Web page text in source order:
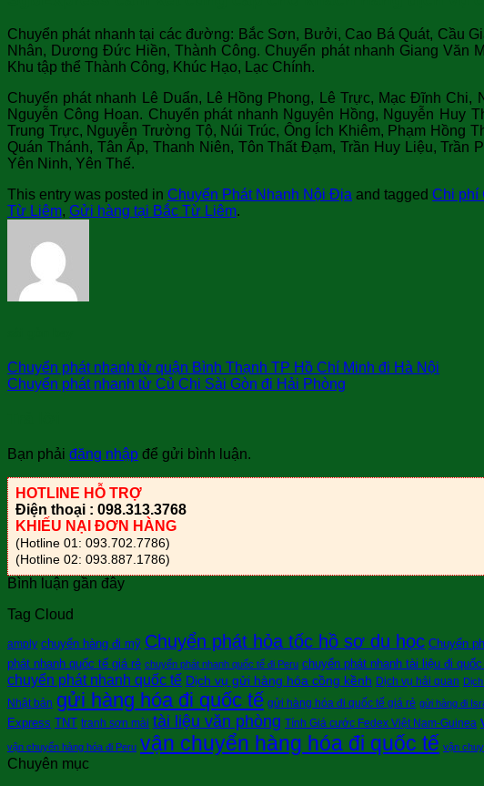
Chuyển phát nhanh tại các đường: Bắc Sơn, Bưởi, Cao Bá Quát, Cầu
Nhân, Dương Đức Hiền, Thành Công. Chuyển phát nhanh Giang Văn
Khu tập thể Thành Công, Khúc Hạo, Lạc Chính.
Chuyển phát nhanh Lê Duẩn, Lê Hồng Phong, Lê Trực, Mạc Đĩnh
Nguyễn Công Hoan. Chuyển phát nhanh Nguyên Hồng, Nguyễn Huy
Trung Trực, Nguyễn Trường Tộ, Núi Trúc, Ông Ích Khiêm, Phạm Hồng
Quán Thánh, Tân Ấp, Thanh Niên, Tôn Thất Đạm, Trần Huy Liệu,
Yên Ninh, Yên Thế.
This entry was posted in Chuyển Phát Nhanh Nội Địa and tagged Chi phí
Từ Liêm, Gửi hàng tại Bắc Từ Liêm.
Chuyển phát nhanh từ quận Bình Thạnh TP Hồ Chí Minh đi Hà Nội
Chuyển phát nhanh từ Củ Chi Sài Gòn đi Hải Phòng
Bạn phải đăng nhập để gửi bình luận.
HOTLINE HỖ TRỢ
Điện thoại : 098.313.3768
KHIẾU NẠI ĐƠN HÀNG
(Hotline 01: 093.702.7786)
(Hotline 02: 093.887.1786)
Bình luận gần đây
Tag Cloud
amply chuyển hàng đi mỹ Chuyển phát hỏa tốc hồ sơ du học Chuyển
phát nhanh quốc tế giá rẻ chuyển phát nhanh quốc tế đi Peru chuyển phát nhanh tài liệu đi
chuyển phát nhanh quốc tế Dịch vụ gửi hàng hóa cồng kềnh Dịch vụ hải quan
Nhật bản gửi hàng hóa đi quốc tế gửi hàng hóa đi quốc tế giá rẻ gửi hàng đi
Express TNT tranh sơn mài tài liệu văn phòng Tính Giá cước Fedex Việt Nam-Guinea
vận chuyển hàng hóa đi Peru vận chuyển hàng hóa đi quốc tế vận
Chuyên mục